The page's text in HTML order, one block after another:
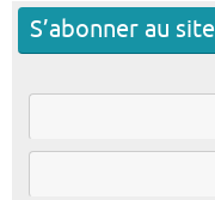
S’abonner au site